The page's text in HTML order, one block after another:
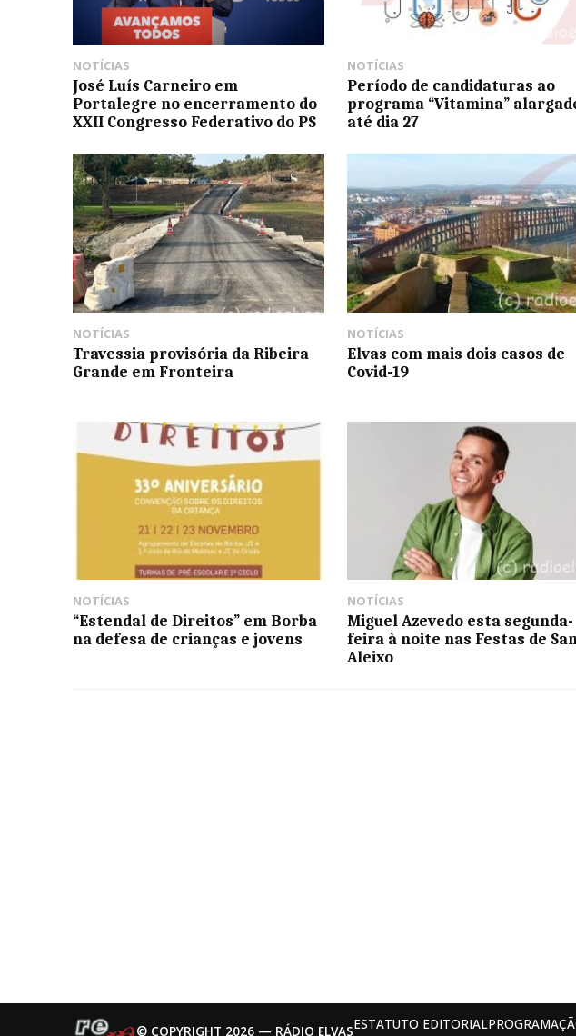
NOTÍCIAS
José Luís Carneiro em
Portalegre no encerramento do
XXII Congresso Federativo do PS
NOTÍCIAS
Período de candidaturas ao
programa “Vitamina”
até dia 27
NOTÍCIAS
Travessia provisória da Ribeira
Grande em Fronteira
NOTÍCIAS
Elvas com mais dois casos de
Covid-19
NOTÍCIAS
“Estendal de Direitos” em Borba
na defesa de crianças e jovens
NOTÍCIAS
Miguel Azevedo esta segunda-
feira à noite nas Festas de
Aleixo
© COPYRIGHT 2026 — RÁDIO ELVASESTATUTO EDITORIAL